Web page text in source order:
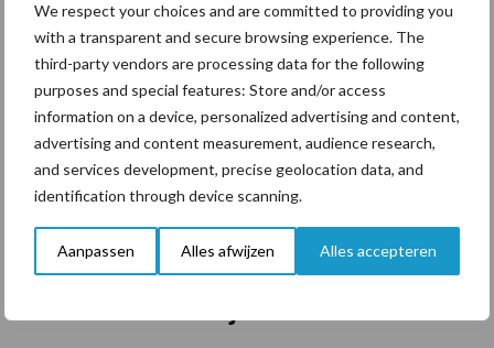
We respect your choices and are committed to providing you
with a transparent and secure browsing experience. The
third-party vendors are processing data for the following
purposes and special features: Store and/or access
information on a device, personalized advertising and content,
advertising and content measurement, audience research,
and services development, precise geolocation data, and
identification through device scanning.
Aanpassen Alles afwijzen Alles accepteren
ondersteunde. Door een reeks hervormingen is de markt
geliberaliseerd. Vroeger speelden fysieke veemarkten een
belangrijke rol. Om verspreiding van veeziektes te voorkomen,
zijn de meeste veemarkten aan het begin van deze eeuw
veemarkten ontstaan die het mogelijk maken voor veehouders de
prijsontwikkelingen beter te volgen.
Bron:Agrimatie.nl